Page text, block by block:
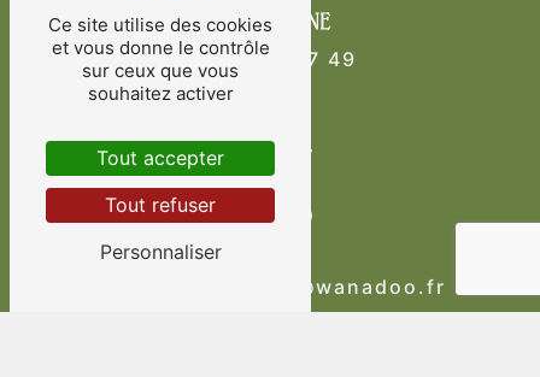
Téléphone
04 94 69 97 49
au.vieux.pressoir@wanadoo.fr
Ce site utilise des cookies
et vous donne le contrôle
sur ceux que vous
souhaitez activer
Tout accepter
Tout refuser
Personnaliser